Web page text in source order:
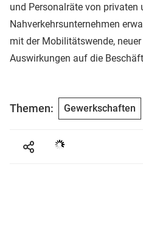
und Personalräte von privaten
Nahverkehrsunternehmen
mit der Mobilitätswende,
Auswirkungen auf die
Themen: Gewerkschaften